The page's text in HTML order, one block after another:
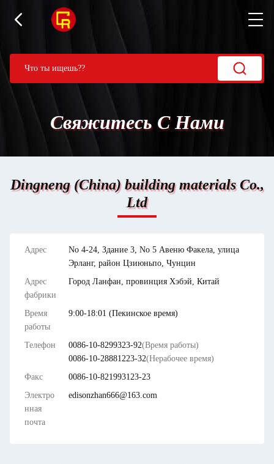
Свяжитесь С Нами
Dingneng (China) building materials Co.,
Ltd
Адрес
No 4-24, Здание 3, No 5 Авеню Факела, улица
Эрланг, район Цзиюньпо, Чунцин
Адрес
фабрики
Город Ланфан, провинция Хэбэй, Китай
Время
работы
9:00-18:01 (Пекинское время)
Телефон 0086-10-8299323-92(Время работы)
0086-10-28881223-32(Нерабочее время)
Факс
0086-10-821993123-23
Электро
нная
почта
edisonzhan666@163.com